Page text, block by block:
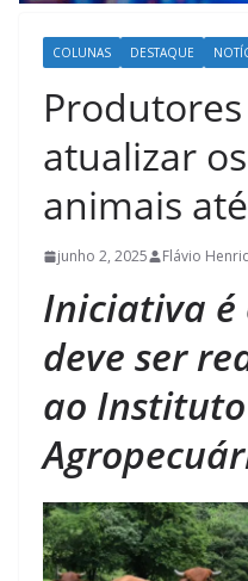
COLUNAS DESTAQUE
atualizar
animais
junho 2, 2025 Flávio
Iniciativa
deve ser
ao